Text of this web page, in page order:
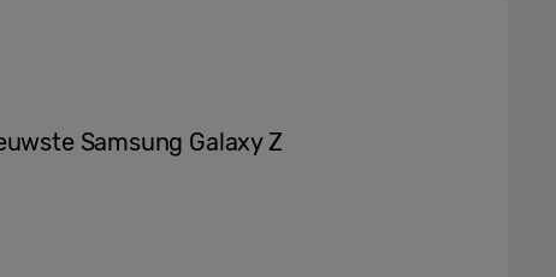
Samsung Galaxy Z